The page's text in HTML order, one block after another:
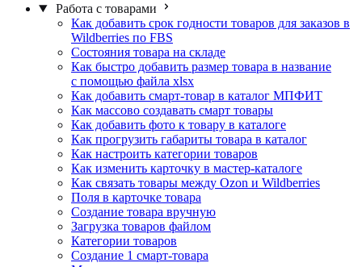
Работа с товарами
Как добавить срок годности товаров для заказов в
Wildberries по FBS
Состояния товара на складе
Как быстро добавить размер товара в название
с помощью файла xlsx
Как добавить смарт-товар в каталог МПФИТ
Как массово создавать смарт товары
Как добавить фото к товару в каталоге
Как прогрузить габариты товара в каталог
Как настроить категории товаров
Как изменить карточку в мастер-каталоге
Как связать товары между Ozon и Wildberries
Поля в карточке товара
Создание товара вручную
Загрузка товаров файлом
Категории товаров
Создание 1 смарт-товара